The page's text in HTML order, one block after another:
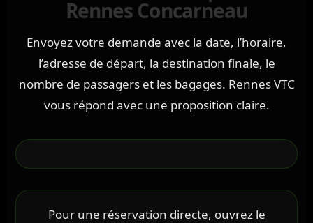
Rennes Concarneau
Envoyez votre demande avec la date, l’horaire,
l’adresse de départ, la destination finale, le
nombre de passagers et les bagages. Rennes VTC
vous répond avec une proposition claire.
Pour une réservation directe, ouvrez le